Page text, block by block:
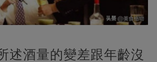
述酒量的變差跟年齡沒